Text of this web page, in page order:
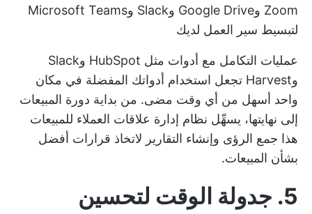
Zoom وGoogle Drive وSlack وMicrosoft Teams
لتبسيط سير العمل لديك
عمليات التكامل مع أدوات مثل HubSpot وSlack
وHarvest تجعل استخدام أدواتك المفضلة في مكان
واحد أسهل من أي وقت مضى. من بداية دورة المبيعات
إلى نهايتها، يسهِّل نظام إدارة علاقات العملاء للمبيعات
هذا جمع الرؤى وإنشاء التقارير لاتخاذ قرارات أفضل
بشأن المبيعات.
5. جدولة الوقت لتحسين